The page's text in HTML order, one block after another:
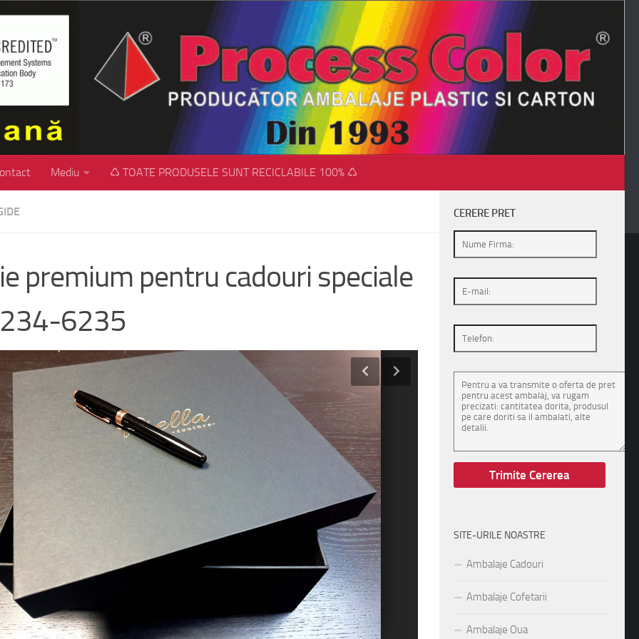
Mediu ♺ TOATE PRODUSELE SUNT RECICLABILE 100% ♺
premium pentru cadouri speciale
6235
CERERE PRET
SITE-URILE NOASTRE
Ambalaje Cadouri
Ambalaje Cofetarii
Ambalaje Oua